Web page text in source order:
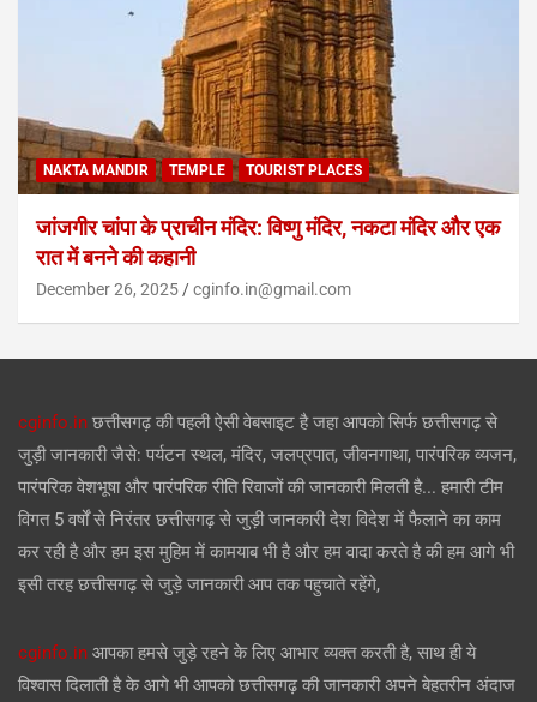
NAKTA MANDIR TEMPLE TOURIST PLACES
जांजगीर चांपा के प्राचीन मंदिर: विष्णु मंदिर, नकटा मंदिर और एक
रात में बनने की कहानी
December 26, 2025 cginfo.in@gmail.com
cginfo.in छत्तीसगढ़ की पहली ऐसी वेबसाइट है जहा आपको सिर्फ छत्तीसगढ़ से
जुड़ी जानकारी जैसे: पर्यटन स्थल, मंदिर, जलप्रपात, जीवनगाथा, पारंपरिक व्यजन,
पारंपरिक वेशभूषा और पारंपरिक रीति रिवाजों की जानकारी मिलती है... हमारी टीम
विगत 5 वर्षों से निरंतर छत्तीसगढ़ से जुड़ी जानकारी देश विदेश में फैलाने का काम
कर रही है और हम इस मुहिम में कामयाब भी है और हम वादा करते है की हम आगे भी
इसी तरह छत्तीसगढ़ से जुड़े जानकारी आप तक पहुचाते रहेंगे,
cginfo.in आपका हमसे जुड़े रहने के लिए आभार व्यक्त करती है, साथ ही ये
विश्वास दिलाती है के आगे भी आपको छत्तीसगढ़ की जानकारी अपने बेहतरीन अंदाज